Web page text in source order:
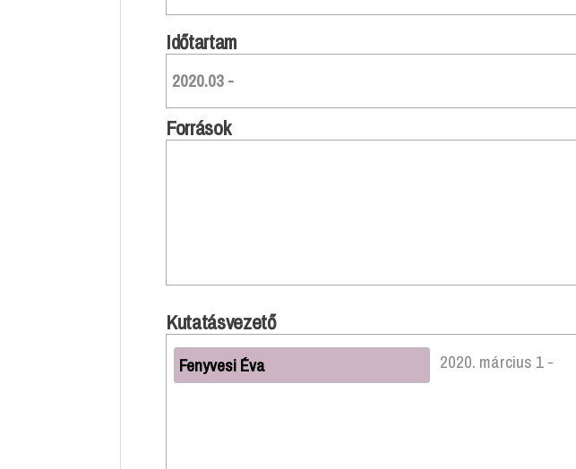
Időtartam
2020.03 -
Források
Kutatásvezető
Fenyvesi Éva 2020. március 1 -